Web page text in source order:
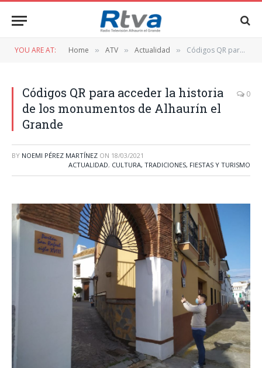
YOU ARE AT: Home » ATV » Actualidad » Códigos QR para acceder la historia de los monumentos de Alhaurín el Grande
Códigos QR para acceder la historia
de los monumentos de Alhaurín el
Grande
0
BY NOEMI PÉREZ MARTÍNEZ ON 18/03/2021
ACTUALIDAD, CULTURA, TRADICIONES, FIESTAS Y TURISMO